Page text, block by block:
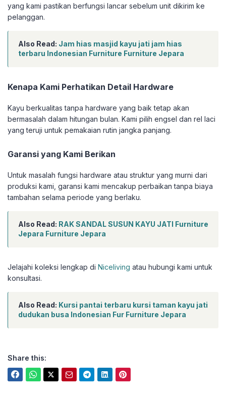
yang kami pastikan berfungsi lancar sebelum unit dikirim ke
pelanggan.
Also Read: Jam hias masjid kayu jati jam hias
terbaru Indonesian Furniture Furniture Jepara
Kenapa Kami Perhatikan Detail Hardware
Kayu berkualitas tanpa hardware yang baik tetap akan
bermasalah dalam hitungan bulan. Kami pilih engsel dan rel laci
yang teruji untuk pemakaian rutin jangka panjang.
Garansi yang Kami Berikan
Untuk masalah fungsi hardware atau struktur yang murni dari
produksi kami, garansi kami mencakup perbaikan tanpa biaya
tambahan selama periode yang berlaku.
Also Read: RAK SANDAL SUSUN KAYU JATI Furniture
Jepara Furniture Jepara
Jelajahi koleksi lengkap di Niceliving atau hubungi kami untuk
konsultasi.
Also Read: Kursi pantai terbaru kursi taman kayu jati
dudukan busa Indonesian Fur Furniture Jepara
Share this: